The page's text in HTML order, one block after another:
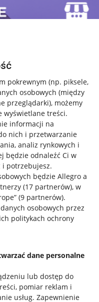
pokrewnym (np. piksele,
osobowych (między
przeglądarki), możemy
wyświetlane treści.
informacji na
nich i przetwarzanie
analiz rynkowych i
będzie odnaleźć Ci w
i potrzebujesz.
będzie Allegro a
(17 partnerów), w
(9 partnerów).
osobowych przez
politykach ochrony
dane personalne
lub dostęp do
pomiar reklam i
usług. Zapewnienie